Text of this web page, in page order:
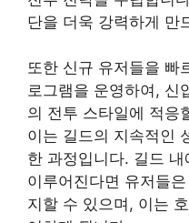
단을 더욱 강력하게 만
또한 신규 유저들을 빠
로그램을 운영하여, 신
의 전투 스타일에 적응
이는 길드의 지속적인
한 과정입니다. 길드
이루어진다면 유저들
지할 수 있으며, 이는